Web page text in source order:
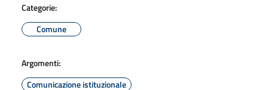
Categorie:
Comune
Argomenti:
Comunicazione istituzionale